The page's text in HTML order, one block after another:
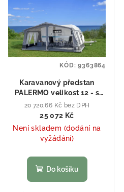
Karavanový předstan
PALERMO velikost 12 - s
obvodovým měřením (926-
950cm)
20 720,66 Kč bez DPH
25 072 Kč
Není skladem (dodání na
vyžádání)
Do košíku
KÓD:9363864